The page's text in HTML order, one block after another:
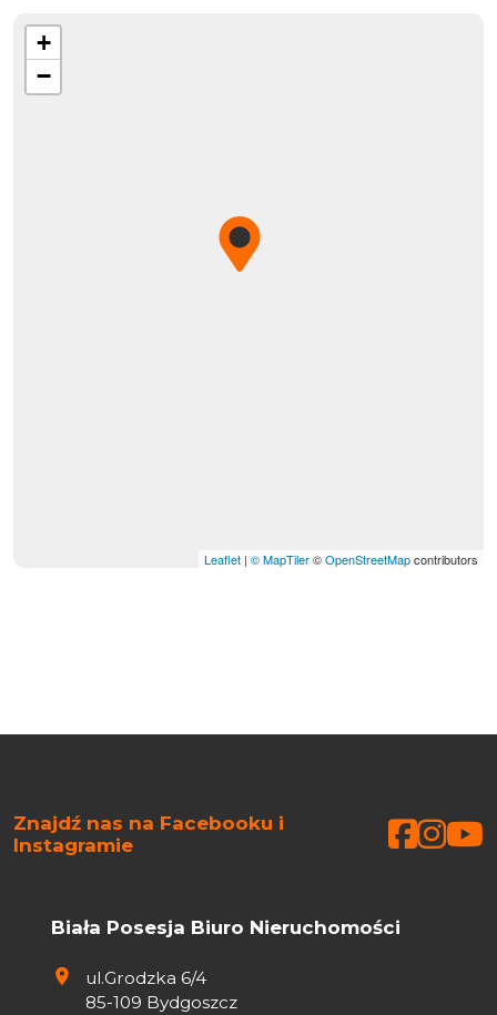
+
−
Leaflet | © MapTiler©OpenStreetMapcontributors
Znajdź nas na Facebooku i
Instagramie
Biała Posesja Biuro Nieruchomości
ul.Grodzka 6/4
85-109 Bydgoszcz